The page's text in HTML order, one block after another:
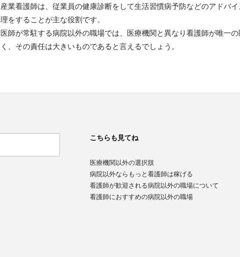
産業看護師は、従業員の健康診断をして生活習慣病予防などのアドバ
理をすることが主な役割です。
医師が常駐する病院以外の職場では、医療機関と異なり看護師が唯一
く、その責任は大きいものであると言えるでしょう。
こちらも見てね
医療機関以外の選択肢
病院以外ならもっと看護師は稼げる
看護師が歓迎される病院以外の職場について
看護師におすすめの病院以外の職場